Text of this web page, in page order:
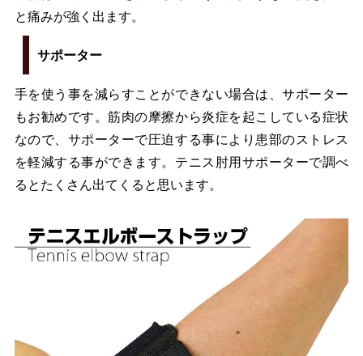
と痛みが強く出ます。
サポーター
手を使う事を減らすことができない場合は、サポーター
もお勧めです。筋肉の摩擦から炎症を起こしている症状
なので、サポーターで圧迫する事により患部のストレス
を軽減する事ができます。テニス肘用サポーターで調べ
るとたくさん出てくると思います。